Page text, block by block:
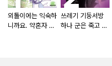
외톨이에는 익숙하
니까요. 약혼자 방
쓰레기 기둥서방
하나 군은 죽고 싶